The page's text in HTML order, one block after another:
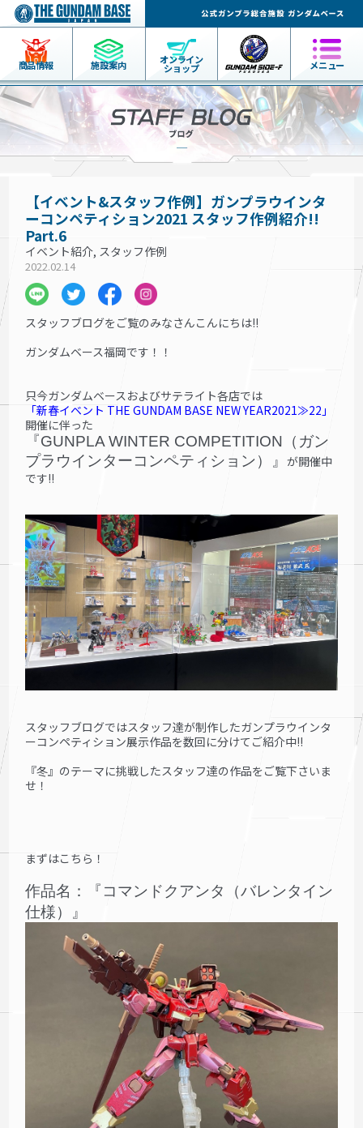
商品情報 施設案内 オンライン
ショップ メニュー
【イベント&スタッフ作例】ガンプラウインタ
ーコンペティション2021 スタッフ作例紹介!!
Part.6
イベント紹介, スタッフ作例
2022.02.14
スタッフブログをご覧のみなさんこんにちは!!
ガンダムベース福岡です！！
只今ガンダムベースおよびサテライト各店では
「新春イベント THE GUNDAM BASE NEW YEAR2021≫22」
開催に伴った
『GUNPLA WINTER COMPETITION（ガン
プラウインターコンペティション）』が開催中
です!!
スタッフブログではスタッフ達が制作したガンプラウインタ
ーコンペティション展示作品を数回に分けてご紹介中!!
『冬』のテーマに挑戦したスタッフ達の作品をご覧下さいま
せ！
まずはこちら！
作品名：『コマンドクアンタ（バレンタイン
仕様）』